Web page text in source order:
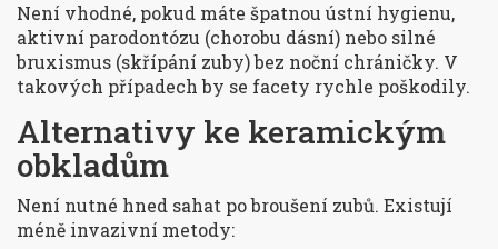
Není vhodné, pokud máte špatnou ústní hygienu,
aktivní parodontózu (chorobu dásní) nebo silné
bruxismus (skřípání zuby) bez noční chráničky. V
takových případech by se facety rychle poškodily.
Alternativy ke keramickým
obkladům
Není nutné hned sahat po broušení zubů. Existují
méně invazivní metody: